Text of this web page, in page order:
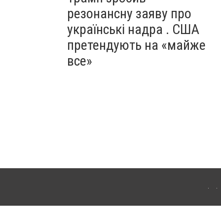
резонансну заяву про
українські надра . США
претендують на «майже
все»